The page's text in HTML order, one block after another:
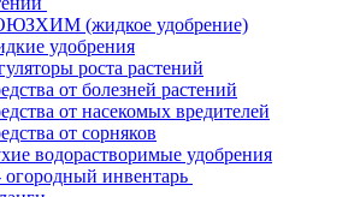
(жидкое удобрение)
удобрения
роста растений
от болезней растений
от насекомых вредителей
от сорняков
водорастворимые удобрения
огородный инвентарь